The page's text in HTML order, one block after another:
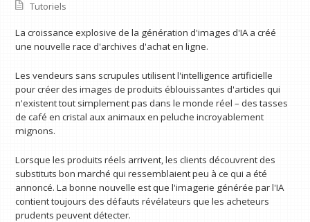
Tutoriels
La croissance explosive de la génération d'images d'IA a créé
une nouvelle race d'archives d'achat en ligne.
Les vendeurs sans scrupules utilisent l'intelligence artificielle
pour créer des images de produits éblouissantes d'articles qui
n'existent tout simplement pas dans le monde réel – des tasses
de café en cristal aux animaux en peluche incroyablement
mignons.
Lorsque les produits réels arrivent, les clients découvrent des
substituts bon marché qui ressemblaient peu à ce qui a été
annoncé. La bonne nouvelle est que l'imagerie générée par l'IA
contient toujours des défauts révélateurs que les acheteurs
prudents peuvent détecter.